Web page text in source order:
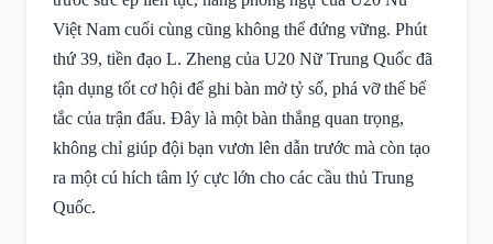
Việt Nam cuối cùng cũng không thể đứng vững. Phút
thứ 39, tiền đạo L. Zheng của U20 Nữ Trung Quốc đã
tận dụng tốt cơ hội để ghi bàn mở tỷ số, phá vỡ thế bế
tắc của trận đấu. Đây là một bàn thắng quan trọng,
không chỉ giúp đội bạn vươn lên dẫn trước mà còn tạo
ra một cú hích tâm lý cực lớn cho các cầu thủ Trung
Quốc.